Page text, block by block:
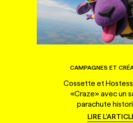
CAMPAGNES ET
Cossette et
«Craze» avec un
parachute
LIRE